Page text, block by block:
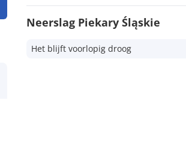
Neerslag Piekary Śląskie
Het blijft voorlopig droog